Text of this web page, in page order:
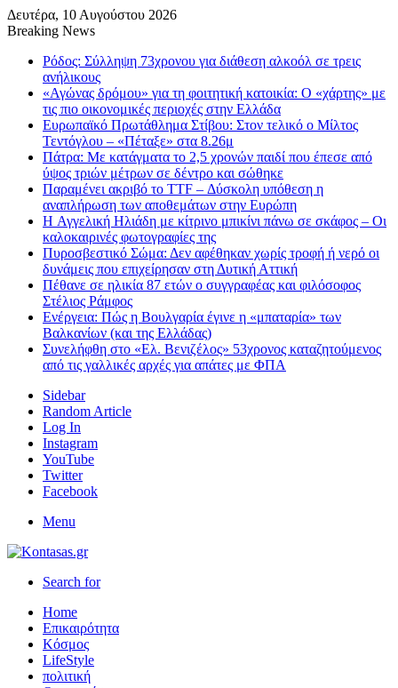
Δευτέρα, 10 Αυγούστου 2026
Breaking News
Ρόδος: Σύλληψη 73χρονου για διάθεση αλκοόλ σε τρεις
ανήλικους
«Αγώνας δρόμου» για τη φοιτητική κατοικία: Ο «χάρτης» με
τις πιο οικονομικές περιοχές στην Ελλάδα
Ευρωπαϊκό Πρωτάθλημα Στίβου: Στον τελικό ο Μίλτος
Τεντόγλου – «Πέταξε» στα 8.26μ
Πάτρα: Με κατάγματα το 2,5 χρονών παιδί που έπεσε από
ύψος τριών μέτρων σε δέντρο και σώθηκε
Παραμένει ακριβό το TTF – Δύσκολη υπόθεση η
αναπλήρωση των αποθεμάτων στην Ευρώπη
H Αγγελική Ηλιάδη με κίτρινο μπικίνι πάνω σε σκάφος – Οι
καλοκαιρινές φωτογραφίες της
Πυροσβεστικό Σώμα: Δεν αφέθηκαν χωρίς τροφή ή νερό οι
δυνάμεις που επιχείρησαν στη Δυτική Αττική
Πέθανε σε ηλικία 87 ετών ο συγγραφέας και φιλόσοφος
Στέλιος Ράμφος
Ενέργεια: Πώς η Βουλγαρία έγινε η «μπαταρία» των
Βαλκανίων (και της Ελλάδας)
Συνελήφθη στο «Ελ. Βενιζέλος» 53χρονος καταζητούμενος
από τις γαλλικές αρχές για απάτες με ΦΠΑ
Sidebar
Random Article
Log In
Instagram
YouTube
Twitter
Facebook
Menu
Search for
Home
Επικαιρότητα
Κόσμος
LifeStyle
πολιτική